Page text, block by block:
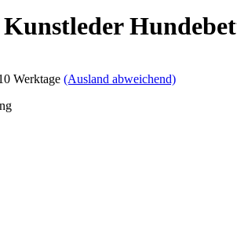
Werktage (Ausland abweichend)